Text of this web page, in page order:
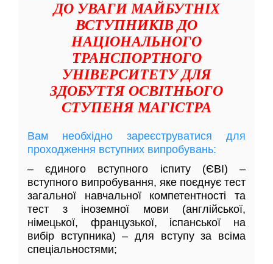
ДО УВАГИ МАЙБУТНІХ
ВСТУПНИКІВ ДО
НАЦІОНАЛЬНОГО
ТРАНСПОРТНОГО
УНІВЕРСИТЕТУ ДЛЯ
ЗДОБУТТЯ ОСВІТНЬОГО
СТУПЕНЯ МАГІСТРА
Вам необхідно зареєструватися для
проходження вступних випробувань:
– єдиного вступного іспиту (ЄВІ) –
вступного випробування, яке поєднує тест
загальної навчальної компетентності та
тест з іноземної мови (англійської,
німецької, французької, іспанської на
вибір вступника) – для вступу за всіма
спеціальностями;